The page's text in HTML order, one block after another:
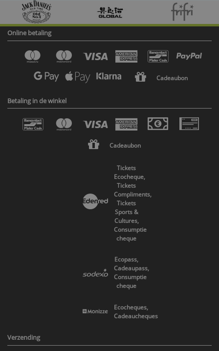
Online betaling
Cadeaubon
Betaling in de winkel
Cadeaubon
Tickets
Ecocheque,
Tickets
Compliments,
Tickets
Sports &
Cultures,
Consumptie
cheque
Ecopass,
Cadeaupass,
Consumptie
cheque
Ecocheques,
Cadeaucheques
Verzending